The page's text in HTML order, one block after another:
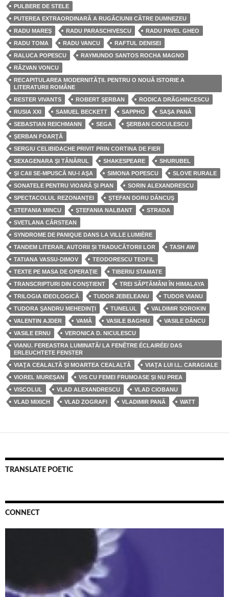
PULBERE DE STELE
PUTEREA EXTRAORDINARĂ A RUGĂCIUNII CĂTRE DUMNEZEU
RADU MAREŞ
RADU PARASCHIVESCU
RADU PAVEL GHEO
RADU TOMA
RADU VANCU
RAFTUL DENISEI
RALUCA POPESCU
RAYMUNDO SANTOS ROCHA MAGNO
RĂZVAN VONCU
RECAPITULAREA MODERNITĂŢII. PENTRU O NOUĂ ISTORIE A
LITERATURII ROMÂNE
RESTER VIVANTS
ROBERT ŞERBAN
RODICA DRĂGHINCESCU
RUSIA XXI
SAMUEL BECKETT SAPPHO
SAŞA PANĂ
SEBASTIAN REICHMANN
SEGA
ŞERBAN CIOCULESCU
ŞERBAN FOARŢĂ
SERGIU CELIBIDACHE PRIVIT PRIN CORTINA DE FIER
SEXAGENARA ŞI TÂNĂRUL
SHAKESPEARE
SHURUBEL
ŞI CAII SE-MPUSCĂ NU-I AŞA
SIMONA POPESCU
SLOVE RURALE
SONATELE PENTRU VIOARĂ ȘI PIAN
SORIN ALEXANDRESCU
SPECTACOLUL REZONANŢEI
ŞTEFAN DORU DĂNCUŞ
STEFANIA MINCU
ŞTEFANIA NALBANT
STRADA
SVETLANA CÂRSTEAN
SYNDROME DE PANIQUE DANS LA VILLE LUMIÈRE
TANDEM LITERAR. AUTORII ȘI TRADUCĂTORII LOR
TASH AW
TATIANA VASSU-DIMOV
TEODORESCU TEOFIL
TEXTE PE MASA DE OPERAŢIE
TIBERIU STAMATE
TRANSCRIPTURI DIN CONȘTIENT
TREI SĂPTĂMÂNI ÎN HIMALAYA
TRILOGIA IDEOLOGICĂ
TUDOR JEBELEANU
TUDOR VIANU
TUDORA ŞANDRU MEHEDINŢI
TUNELUL
VALDIMIR SOROKIN
VALENTIN AJDER
VAMĂ VASILE BAGHIU
VASILE DÂNCU
VASILE ERNU
VERONICA D. NICULESCU
VIANU. FEREASTRA LUMINATĂ/ LA FENÊTRE ÉCLAIRÉE/ DAS
ERLEUCHTETE FENSTER
VIAŢA CEALALTĂ ŞI MOARTEA CEALALTĂ
VIAŢA LUI I.L. CARAGIALE
VIOREL MUREŞAN
VIS CU FEMEI FRUMOASE ŞI NU PREA
VISCOLUL
VLAD ALEXANDRESCU
VLAD CIOBANU
VLAD MIXICH
VLAD ZOGRAFI VLADIMIR PANĂ WATT
TRANSLATE POETIC
CONNECT